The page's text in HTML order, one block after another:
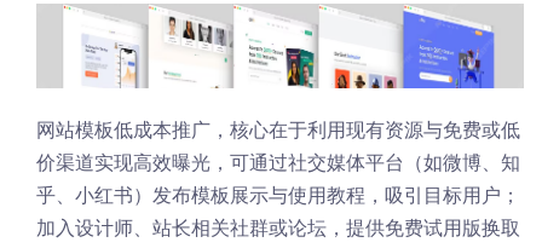
网站模板低成本推广，核心在于利用现有资源与免费或低
价渠道实现高效曝光，可通过社交媒体平台（如微博、知
乎、小红书）发布模板展示与使用教程，吸引目标用户；
加入设计师、站长相关社群或论坛，提供免费试用版换取